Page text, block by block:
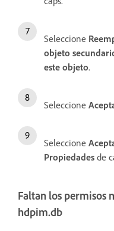
Seleccione
objeto
este objeto.
Seleccione
Seleccione
Propiedades de
Faltan los permisos
hdpim.db